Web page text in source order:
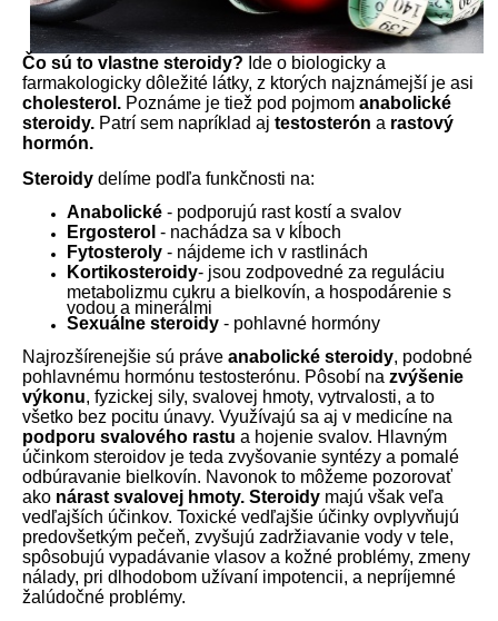
Čo sú to vlastne steroidy? Ide o biologicky a
farmakologicky dôležité látky, z ktorých najznámejší je asi
cholesterol. Poznáme je tiež pod pojmom anabolické
steroidy. Patrí sem napríklad aj testosterón a rastový
hormón.
Steroidy delíme podľa funkčnosti na:
Anabolické - podporujú rast kostí a svalov
Ergosterol - nachádza sa v kĺboch
Fytosteroly - nájdeme ich v rastlinách
Kortikosteroidy- jsou zodpovedné za reguláciu
metabolizmu cukru a bielkovín, a hospodárenie s
vodou a minerálmi
Sexuálne steroidy - pohlavné hormóny
Najrozšírenejšie sú práve anabolické steroidy, podobné
pohlavnému hormónu testosterónu. Pôsobí na zvýšenie
výkonu, fyzickej sily, svalovej hmoty, vytrvalosti, a to
všetko bez pocitu únavy. Využívajú sa aj v medicíne na
podporu svalového rastu a hojenie svalov. Hlavným
účinkom steroidov je teda zvyšovanie syntézy a pomalé
odbúravanie bielkovín. Navonok to môžeme pozorovať
ako nárast svalovej hmoty. Steroidy majú však veľa
vedľajších účinkov. Toxické vedľajšie účinky ovplyvňujú
predovšetkým pečeň, zvyšujú zadržiavanie vody v tele,
spôsobujú vypadávanie vlasov a kožné problémy, zmeny
nálady, pri dlhodobom užívaní impotencii, a nepríjemné
žalúdočné problémy.